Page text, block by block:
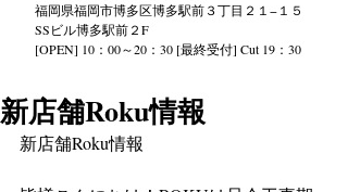
福岡県福岡市博多区博多駅前３丁目２１−１５
SSビル博多駅前２F
[OPEN] 10：00～20：30 [最終受付] Cut 19：30
新店舗Roku情報
新店舗Roku情報